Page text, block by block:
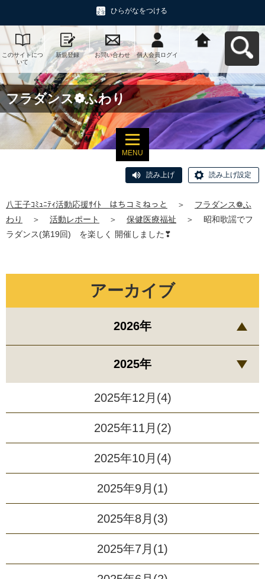
ひらがなをつける
このサイトにつ
いて
新規登録 お問い合わせ
個人会員ログイ
ン
動応援ｻｲﾄ はち
コミねっとへ戻
る
フラダンス❁ふわり
MENU
読み上げ 読み上げ設定
八王子ｺﾐｭﾆﾃｨ活動応援ｻｲﾄ はちコミねっと ＞
フラダンス❁ふ
わり
＞ 活動レポート ＞ 保健医療福祉 ＞
昭和歌謡でフ
ラダンス(第19回) を楽しく 開催しました❣
アーカイブ
2026年
2025年
2025年12月(4)
2025年11月(2)
2025年10月(4)
2025年9月(1)
2025年8月(3)
2025年7月(1)